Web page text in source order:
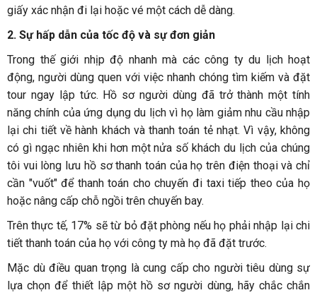
giấy xác nhận đi lại hoặc vé một cách dễ dàng.
2. Sự hấp dẫn của tốc độ và sự đơn giản
Trong thế giới nhịp độ nhanh mà các công ty du lịch hoạt
động, người dùng quen với việc nhanh chóng tìm kiếm và đặt
tour ngay lập tức. Hồ sơ người dùng đã trở thành một tính
năng chính của ứng dụng du lịch vì họ làm giảm nhu cầu nhập
lại chi tiết về hành khách và thanh toán tẻ nhạt. Vì vậy, không
có gì ngạc nhiên khi hơn một nửa số khách du lịch của chúng
tôi vui lòng lưu hồ sơ thanh toán của họ trên điện thoại và chỉ
cần "vuốt" để thanh toán cho chuyến đi taxi tiếp theo của họ
hoặc nâng cấp chỗ ngồi trên chuyến bay.
Trên thực tế, 17% sẽ từ bỏ đặt phòng nếu họ phải nhập lại chi
tiết thanh toán của họ với công ty mà họ đã đặt trước.
Mặc dù điều quan trọng là cung cấp cho người tiêu dùng sự
lựa chọn để thiết lập một hồ sơ người dùng, hãy chắc chắn